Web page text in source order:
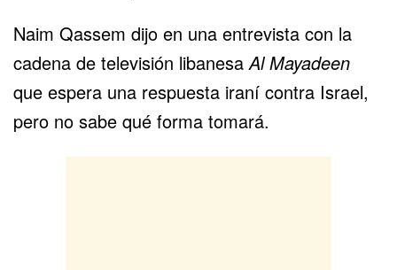
Naim Qassem dijo en una entrevista con la
cadena de televisión libanesa Al Mayadeen
que espera una respuesta iraní contra Israel,
pero no sabe qué forma tomará.